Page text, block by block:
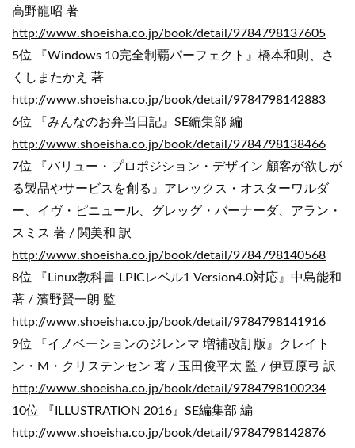
高野龍昭 著
http://www.shoeisha.co.jp/book/detail/9784798137605
5位 『Windows 10完全制覇パーフェクト』橋本和則、さ
くしまたかえ 著
http://www.shoeisha.co.jp/book/detail/9784798142883
6位 『みんなのお弁当日記』SE編集部 編
http://www.shoeisha.co.jp/book/detail/9784798138466
7位 『バリュー・プロポジション・デザイン 顧客が欲しが
る製品やサービスを創る』アレックス・オスターワルダ
ー、イヴ・ピニュール、グレッグ・バーナーダ、アラン・
スミス 著 / 関美和 訳
http://www.shoeisha.co.jp/book/detail/9784798140568
8位 『Linux教科書 LPICレベル1 Version4.0対応』中島能和
著 / 濱野賢一朗 監
http://www.shoeisha.co.jp/book/detail/9784798141916
9位 『イノベーションのジレンマ 増補改訂版』クレイト
ン・M・クリステンセン 著 / 玉田俊平太 監 / 伊豆原弓 訳
http://www.shoeisha.co.jp/book/detail/9784798100234
10位 『ILLUSTRATION 2016』SE編集部 編
http://www.shoeisha.co.jp/book/detail/9784798142876